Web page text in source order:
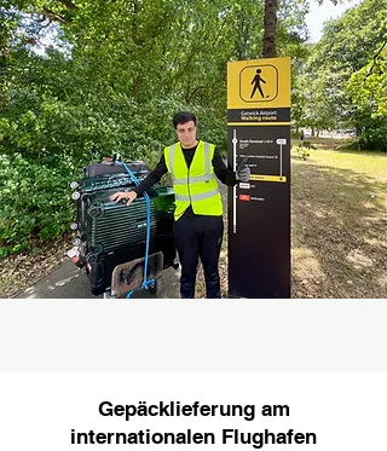
Gepäcklieferung am
internationalen Flughafen